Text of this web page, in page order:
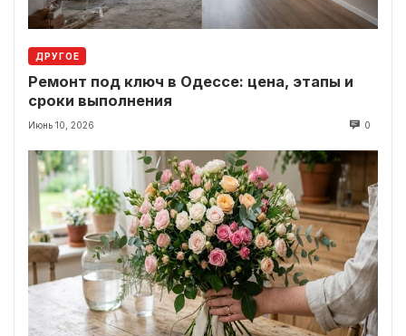
ДРУГОЕ
Ремонт под ключ в Одессе: цена, этапы и
сроки выполнения
Июнь 10, 2026 0